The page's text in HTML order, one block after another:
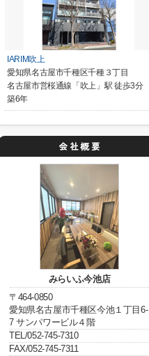
IARIM吹上
愛知県名古屋市千種区千種３丁目
名古屋市営桜通線「吹上」駅 徒歩3分
築6年
みらいふ今池店
〒464-0850
愛知県名古屋市千種区今池１丁目6-
7 サンパワービル４階
TEL/052-745-7310
FAX/052-745-7311